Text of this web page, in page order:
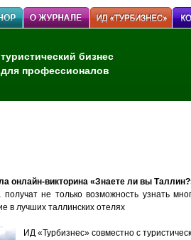
туристический бизнес
для профессионалов
онлайн-викторина «Знаете ли вы
получат не только возможность узнать
в лучших таллинских отелях
ИД «Турбизнес» совместно с